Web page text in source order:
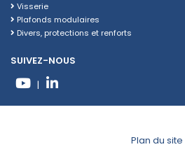
Visserie
Plafonds modulaires
Divers, protections et renforts
SUIVEZ-NOUS
|
Plan du site